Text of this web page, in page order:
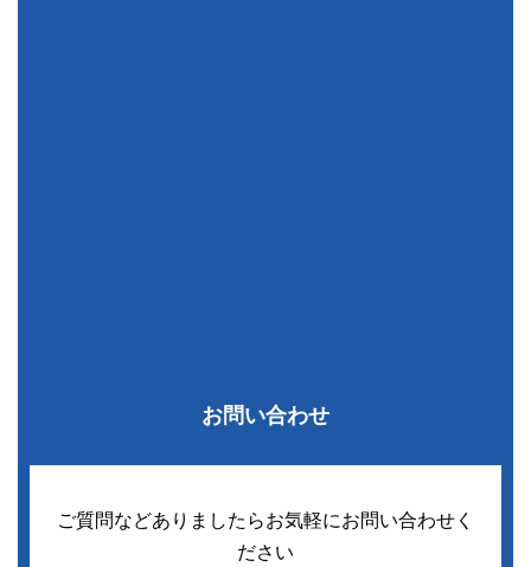
お問い合わせ
ご質問などありましたらお気軽にお問い合わせく
ださい